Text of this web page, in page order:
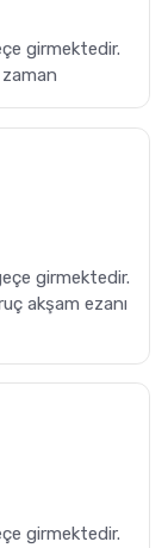
girmektedir.
girmektedir.
akşam ezanı
girmektedir.